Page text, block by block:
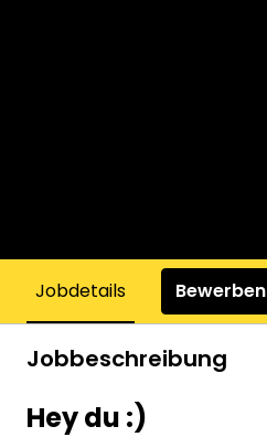
Jobdetails Bewerben
Jobbeschreibung
Hey du :)